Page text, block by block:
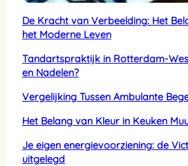
De Kracht van Verbeelding: Het
het Moderne Leven
Tandartspraktijk in Rotterdam-
en Nadelen?
Vergelijking Tussen Ambulante
Het Belang van Kleur in Keuken
Je eigen energievoorziening: de
uitgelegd